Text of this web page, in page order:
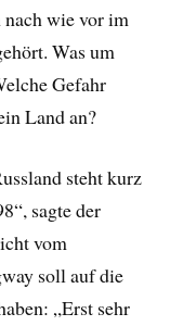
nach wie vor im
Was um
Gefahr
Land an?
steht kurz
sagte der
vom
soll auf die
„Erst sehr